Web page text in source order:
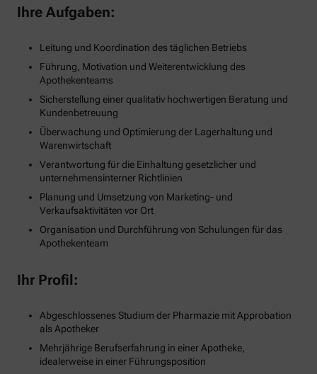
Ihre Aufgaben:
Leitung und Koordination des täglichen Betriebs
Führung, Motivation und Weiterentwicklung des
Apothekenteams
Sicherstellung einer qualitativ hochwertigen Beratung und
Kundenbetreuung
Überwachung und Optimierung der Lagerhaltung und
Warenwirtschaft
Verantwortung für die Einhaltung gesetzlicher und
unternehmensinterner Richtlinien
Planung und Umsetzung von Marketing- und
Verkaufsaktivitäten vor Ort
Organisation und Durchführung von Schulungen für das
Apothekenteam
Ihr Profil:
Abgeschlossenes Studium der Pharmazie mit Approbation
als Apotheker
Mehrjährige Berufserfahrung in einer Apotheke,
idealerweise in einer Führungsposition